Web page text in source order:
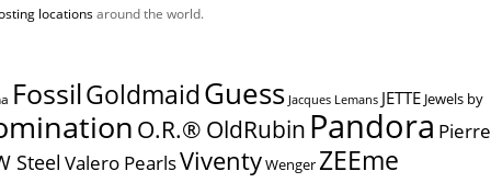
locationsaround the world.
FossilGoldmaidGuess Jacques Lemans JETTE Jewels by
O.R.® OldRubin Pandora Pierre
Steel Valero PearlsViventyWenger ZEEme